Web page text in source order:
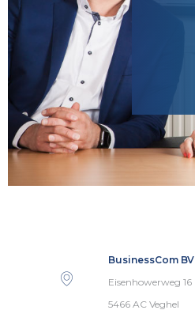
BusinessCom BV
Eisenhowerweg 16
5466 AC Veghel